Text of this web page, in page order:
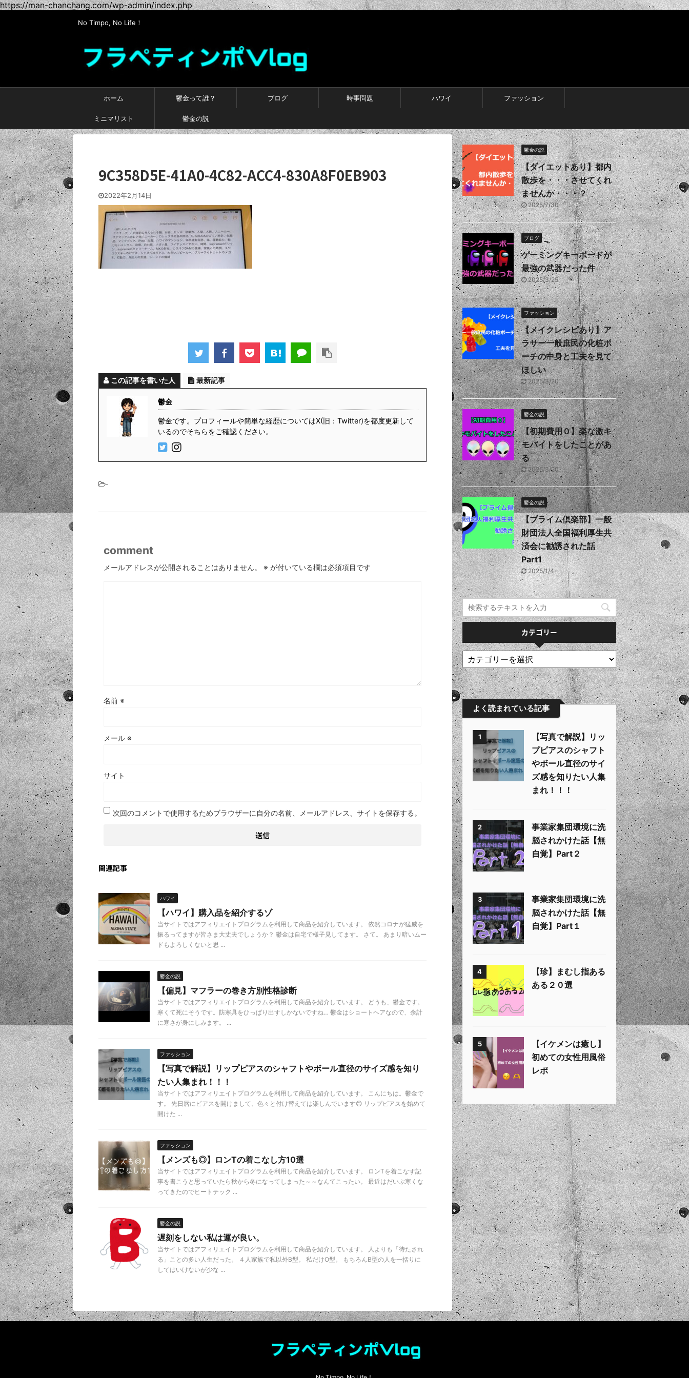
https://man-chanchang.com/wp-admin/index.php
No Timpo, No Life！
ホーム 鬱金って誰？ ブログ 時事問題 ハワイ ファッション
ミニマリスト 鬱金の説
9C358D5E-41A0-4C82-ACC4-830A8F0EB903
2022年2月14日
この記事を書いた人 最新記事
鬱金
鬱金です。プロフィールや簡単な経歴についてはX(旧：Twitter)を都度更新して
いるのでそちらをご確認ください。
-
comment
メールアドレスが公開されることはありません。 ※ が付いている欄は必須項目です
名前 ※
メール ※
サイト
次回のコメントで使用するためブラウザーに自分の名前、メールアドレス、サイトを保存する。
関連記事
ハワイ
【ハワイ】購入品を紹介するゾ
当サイトではアフィリエイトプログラムを利用して商品を紹介しています。 依然コロナが猛威を
振るってますが皆さま大丈夫でしょうか？ 鬱金は自宅で様子見してます。 さて。 あまり暗いムー
ドもよろしくないと思 ...
鬱金の説
【偏見】マフラーの巻き方別性格診断
当サイトではアフィリエイトプログラムを利用して商品を紹介しています。 どうも、鬱金です。
寒くて死にそうです。防寒具をひっぱり出すしかないですね… 鬱金はショートヘアなので、余計
に寒さが身にしみます。 ...
ファッション
【写真で解説】リップピアスのシャフトやボール直径のサイズ感を知り
たい人集まれ！！！
当サイトではアフィリエイトプログラムを利用して商品を紹介しています。 こんにちは。鬱金で
す。 先日唇にピアスを開けまして、色々と付け替えては楽しんでいます😌 リップピアスを始めて
開けた ...
ファッション
【メンズも◎】ロンTの着こなし方10選
当サイトではアフィリエイトプログラムを利用して商品を紹介しています。 ロンTを着こなす記
事を書こうと思っていたら秋から冬になってしまった～～なんてこったい。 最近はだいぶ寒くな
ってきたのでヒートテック ...
鬱金の説
遅刻をしない私は運が良い。
当サイトではアフィリエイトプログラムを利用して商品を紹介しています。 人よりも「待たされ
る」ことの多い人生だった。 ４人家族で私以外B型。 私だけO型。 もちろんB型の人を一括りに
してはいけないが少な ...
鬱金の説
【ダイエットあり】都内
散歩を・・・させてくれ
ませんか・・・？
2025/7/30
ブログ
ゲーミングキーボードが
最強の武器だった件
2025/3/25
ファッション
【メイクレシピあり】ア
ラサー一般庶民の化粧ポ
ーチの中身と工夫を見て
ほしい
2025/3/20
鬱金の説
【初期費用０】楽な激キ
モバイトをしたことがあ
る
2025/3/20
鬱金の説
【プライム倶楽部】一般
財団法人全国福利厚生共
済会に勧誘された話
Part1
2025/1/4
カテゴリー
よく読まれている記事
1
【写真で解説】リッ
プピアスのシャフト
やボール直径のサイ
ズ感を知りたい人集
まれ！！！
2
事業家集団環境に洗
脳されかけた話【無
自覚】Part２
3
事業家集団環境に洗
脳されかけた話【無
自覚】Part１
4
【珍】まむし指ある
ある２０選
5
【イケメンは癒し】
初めての女性用風俗
レポ